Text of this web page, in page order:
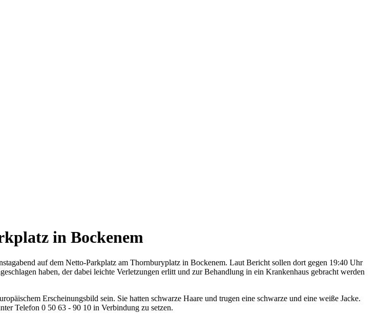
in Bockenem
auf dem Netto-Parkplatz am Thornburyplatz in Bockenem. Laut Bericht sollen dort gegen 19:40 Uhr
haben, der dabei leichte Verletzungen erlitt und zur Behandlung in ein Krankenhaus gebracht werden
Erscheinungsbild sein. Sie hatten schwarze Haare und trugen eine schwarze und eine weiße Jacke.
Telefon 0 50 63 - 90 10 in Verbindung zu setzen.